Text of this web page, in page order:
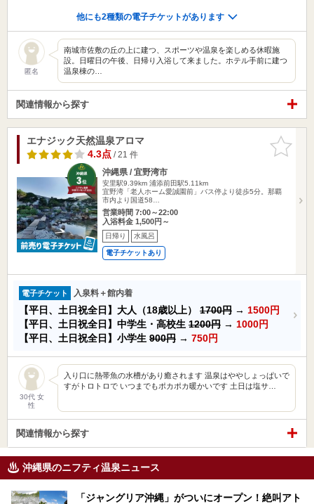
他にも2種類の電子チケットがあります
匿名
南城市佐敷の丘の上に建つ、スポーツや温泉を楽しめる休暇施
設。日曜日の午後、日帰り入浴して来ました。ホテル手前に建つ
温泉棟の…
関連情報から探す
お気に入
りに追加
エナジック天然温泉アロマ
4.3点/ 21 件
沖縄県 / 宜野湾市
安里駅9.39km 浦添前田駅5.11km
宜野湾「老人ホーム愛誠園前」バス停より徒歩5分。那覇
市内より国道58…
営業時間 7:00～22:00
入浴料金 1,500円～
日帰り 水風呂
電子チケットあり
電子チケット 入泉料＋館内着
【平日、土日祝全日】大人（18歳以上） 1700円 → 1500円
【平日、土日祝全日】中学生・高校生 1200円 → 1000円
【平日、土日祝全日】小学生 900円 → 750円
30代 女
性
入り口に熱帯魚の水槽があり癒されます 温泉はややしょっぱいで
すがトロトロで いつまでもポカポカ暖かいです 土日は塩サ…
関連情報から探す
沖縄県のニフティ温泉ニュース
「ジャングリア沖縄」がついにオープン！絶叫アト